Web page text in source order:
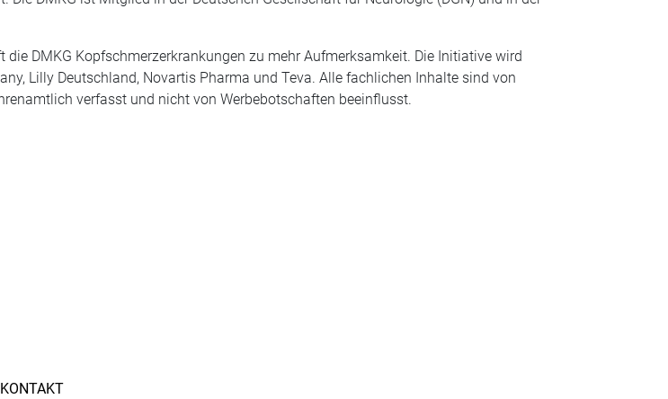
die DMKG Kopfschmerzerkrankungen zu mehr Aufmerksamkeit. Die Initiative wird
Lilly Deutschland, Novartis Pharma und Teva. Alle fachlichen Inhalte sind von
verfasst und nicht von Werbebotschaften beeinflusst.
KONTAKT